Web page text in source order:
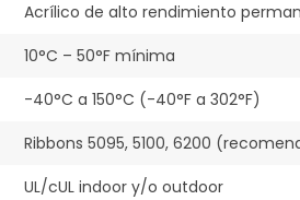
Acrílico de alto rendimiento
10°C – 50°F mínima
-40°C a 150°C (-40°F a 302°F)
Ribbons 5095, 5100, 6200
UL/cUL indoor y/o outdoor